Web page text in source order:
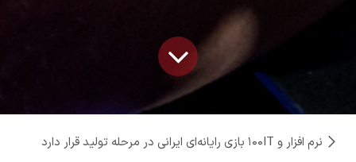
نرم افزار و IT
۱۰۰ بازی رایانه‌ای ایرانی در مرحله تولید قرار دارد